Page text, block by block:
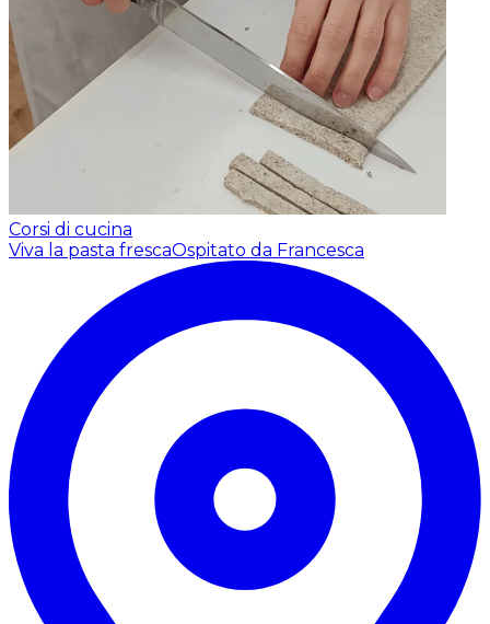
Corsi di cucina
Viva la pasta frescaOspitato da Francesca